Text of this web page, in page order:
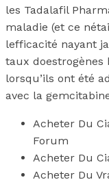
les Tadalafil
maladie (et ce
lefficacité nayant
taux doestrogènes
lorsqu’ils ont été
avec la
Acheter Du
Forum
Acheter Du
Acheter Du